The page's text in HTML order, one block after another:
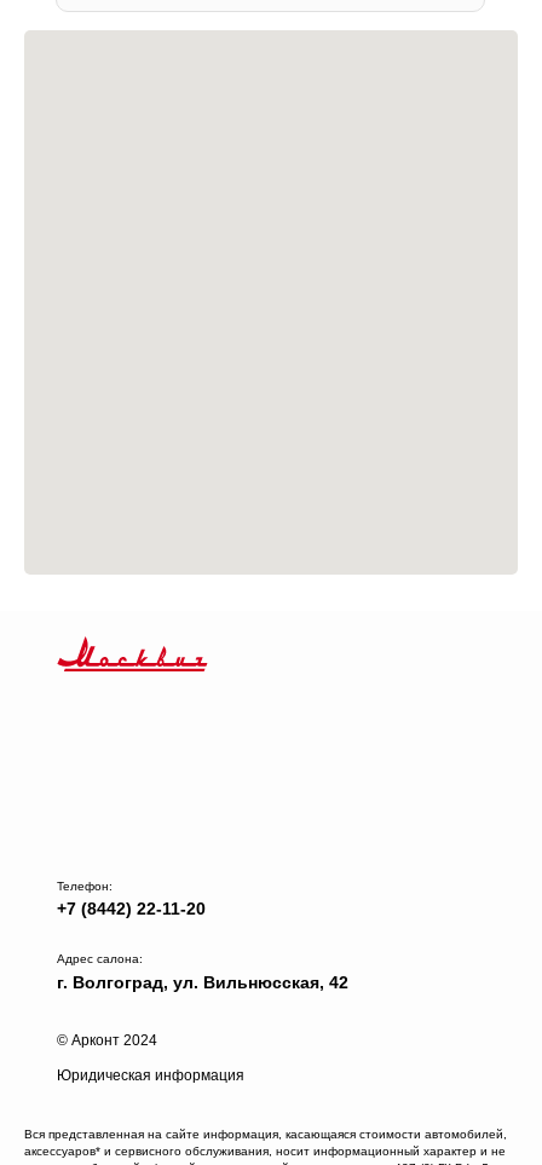
Адрес салона:
г. Волгоград, ул. Вильнюсская, 42
+7 (8442) 22-11-20
Телефон:
© Арконт 2024
Юридическая информация
Вся представленная на сайте информация, касающаяся стоимости автомобилей,
аксессуаров* и сервисного обслуживания, носит информационный характер и не